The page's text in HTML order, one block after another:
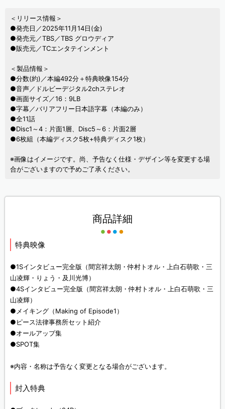
＜リリース情報＞
●発売日／2025年11月14日(金)
●発売元／TBS／TBS グロウディア
●販売元／TCエンタテインメント
＜製品情報＞
●分数(約)／本編492分＋特典映像154分
●音声／ドルビーデジタル2chステレオ
●画面サイズ／16：9LB
●字幕／バリアフリー日本語字幕（本編のみ）
●全11話
●Disc1～4：片面1層、Disc5～6：片面2層
●6枚組（本編ディスク5枚+特典ディスク1枚）
※画像はイメージです。尚、予告なく仕様・デザイン等を変更する場
合がございますので予めご了承ください。
商品詳細
特典映像
●1Sインタビュー完全版（間宮祥太朗・仲村トオル・上白石萌歌・三
山凌輝・りょう・及川光博）
●4Sインタビュー完全版（間宮祥太朗・仲村トオル・上白石萌歌・三
山凌輝）
●メイキング（Making of Episode1）
●ピース法律事務所セット紹介
●オールアップ集
●SPOT集
※内容・名称は予告なく変更となる場合がございます。
封入特典